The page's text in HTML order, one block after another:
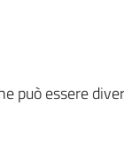
può essere